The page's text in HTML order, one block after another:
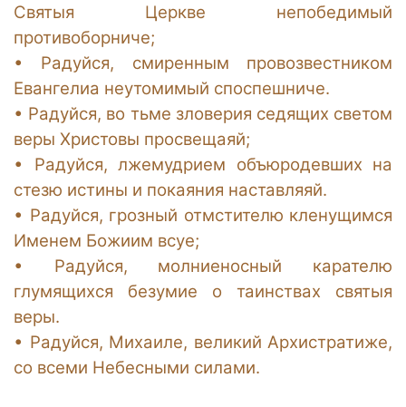
Святыя Церкве непобедимый
противоборниче;
•
Радуйся, смиренным провозвестником
Евангелиа неутомимый споспешниче.
• Радуйся, во тьме зловерия седящих светом
веры Христовы просвещаяй;
•
Радуйся, лжемудрием объюродевших на
стезю истины и покаяния наставляяй.
• Радуйся, грозный отмстителю кленущимся
Именем Божиим всуе;
•
Радуйся, молниеносный карателю
глумящихся безумие о таинствах святыя
веры.
• Радуйся, Михаиле, великий Архистратиже,
со всеми Небесными силами.